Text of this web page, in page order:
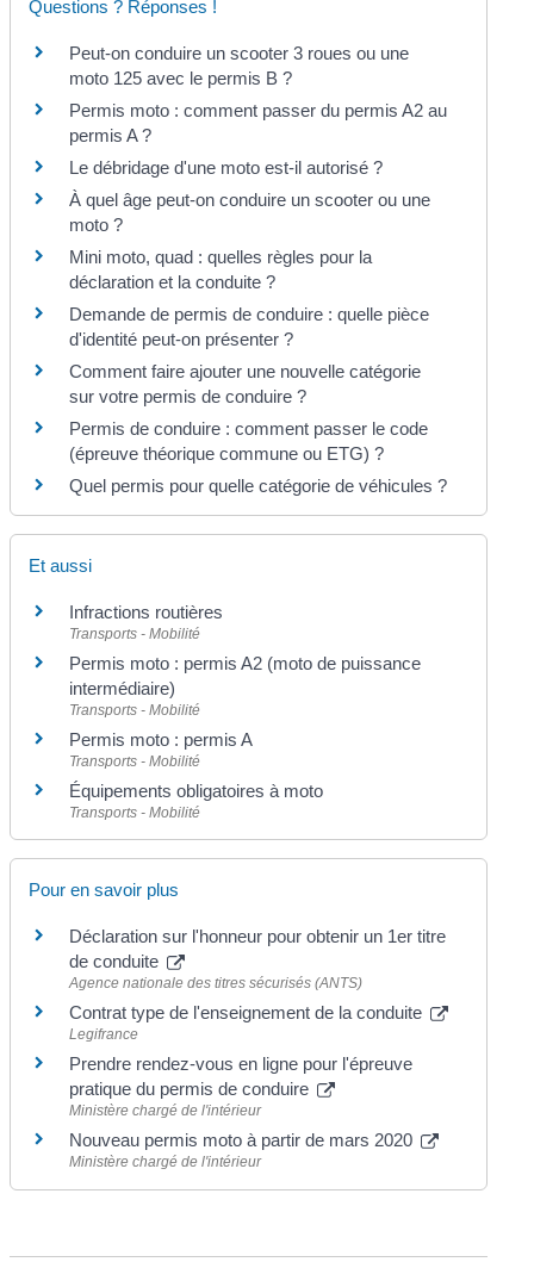
Questions ? Réponses !
Peut-on conduire un scooter 3 roues ou une
moto 125 avec le permis B ?
Permis moto : comment passer du permis A2 au
permis A ?
Le débridage d'une moto est-il autorisé ?
À quel âge peut-on conduire un scooter ou une
moto ?
Mini moto, quad : quelles règles pour la
déclaration et la conduite ?
Demande de permis de conduire : quelle pièce
d'identité peut-on présenter ?
Comment faire ajouter une nouvelle catégorie
sur votre permis de conduire ?
Permis de conduire : comment passer le code
(épreuve théorique commune ou ETG) ?
Quel permis pour quelle catégorie de véhicules ?
Et aussi
Infractions routières
Transports - Mobilité
Permis moto : permis A2 (moto de puissance
intermédiaire)
Transports - Mobilité
Permis moto : permis A
Transports - Mobilité
Équipements obligatoires à moto
Transports - Mobilité
Pour en savoir plus
Déclaration sur l'honneur pour obtenir un 1er titre
de conduite
Agence nationale des titres sécurisés (ANTS)
Contrat type de l'enseignement de la conduite
Legifrance
Prendre rendez-vous en ligne pour l'épreuve
pratique du permis de conduire
Ministère chargé de l'intérieur
Nouveau permis moto à partir de mars 2020
Ministère chargé de l'intérieur